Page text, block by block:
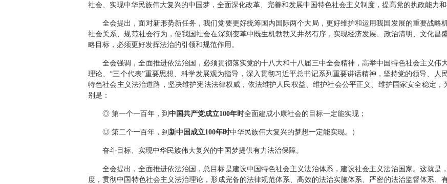
社会、实现中华民族伟大复兴的中国梦，全面深化改革、完善和发展中国特色社会主义制度，提高党的执政能力
全会提出，面对新形势新任务，我们党要更好统筹国内国际两个大局，更好维护和运用我国发展的重要战略
社会关系、规范社会行为，使我国社会在深刻变革中既生机勃勃又井然有序，实现经济发展、政治清明、文化昌
略目标，必须更好发挥法治的引领和规范作用。
全会强调，全面推进依法治国，必须贯彻落实党的十八大和十八届三中全会精神，高举中国特色社会主义伟
理论、“三个代表”重要思想、科学发展观为指导，深入贯彻习近平总书记系列重要讲话精神，坚持党的领导、人
特色社会主义法治道路，坚决维护宪法法律权威，依法维护人民权益、维护社会公平正义、维护国家安全稳定，
别是：
◎ 第一个一百年，到 中国共产党成立100年时全面建成小康社会的目标一定能实现；
◎ 第二个一百年，到 新中国成立100年时中华民族伟大复兴的梦想一定能实现。）
奋斗目标、实现中华民族伟大复兴的中国梦提供有力法治保障。
全会提出，全面推进依法治国，总目标是建设中国特色社会主义法治体系，建设社会主义法治国家。这就是
度，贯彻中国特色社会主义法治理论，形成完备的法律规范体系、高效的法治实施体系、严密的法治监督体系、